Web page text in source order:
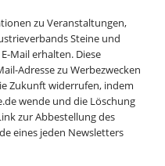
zu Veranstaltungen,
Steine und
Mail erhalten. Diese
Adresse zu Werbezwecken
Zukunft widerrufen, indem
wende und die Löschung
zur Abbestellung des
eines jeden Newsletters